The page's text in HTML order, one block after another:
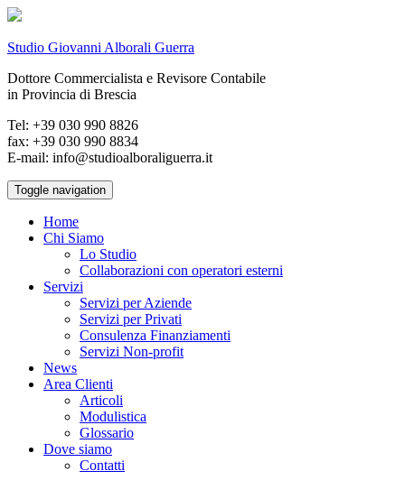
Studio Giovanni Alborali Guerra
Dottore Commercialista e Revisore Contabile
in Provincia di Brescia
Tel: +39 030 990 8826
fax: +39 030 990 8834
E-mail: info@studioalboraliguerra.it
Toggle navigation
Home
Chi Siamo
Lo Studio
Collaborazioni con operatori esterni
Servizi
Servizi per Aziende
Servizi per Privati
Consulenza Finanziamenti
Servizi Non-profit
News
Area Clienti
Articoli
Modulistica
Glossario
Dove siamo
Contatti